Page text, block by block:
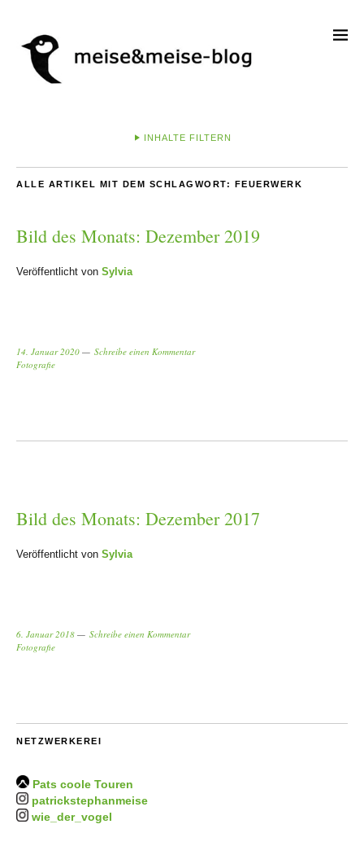
INHALTE FILTERN
ALLE ARTIKEL MIT DEM SCHLAGWORT: FEUERWERK
Bild des Monats: Dezember 2019
Veröffentlicht von Sylvia
14. Januar 2020
Schreibe einen Kommentar
Fotografie
Bild des Monats: Dezember 2017
Veröffentlicht von Sylvia
6. Januar 2018
Schreibe einen Kommentar
Fotografie
NETZWERKEREI
Pats coole Touren
patrickstephanmeise
wie_der_vogel